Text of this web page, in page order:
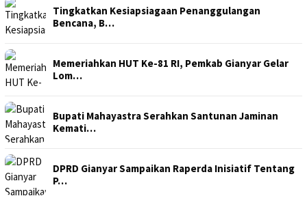
Tingkatkan Kesiapsiagaan Penanggulangan
Bencana, B…
Memeriahkan HUT Ke-81 RI, Pemkab Gianyar Gelar
Lom…
Bupati Mahayastra Serahkan Santunan Jaminan
Kemati…
DPRD Gianyar Sampaikan Raperda Inisiatif Tentang
P…